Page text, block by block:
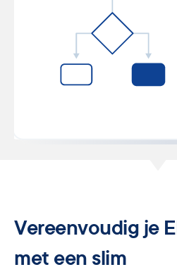
Vereenvoudig je
met een slim